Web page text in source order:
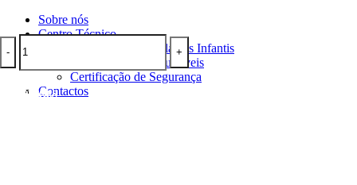
VER OPÇÕES
This
product
VER OPÇÕES
This
product
- +
ADICIONAR
VER OPÇÕES
This
product
Sobre nós
Centro Técnico
Instruções de Insufláveis Infantis
Manutenção de insufláveis
Certificação de Segurança
Contactos